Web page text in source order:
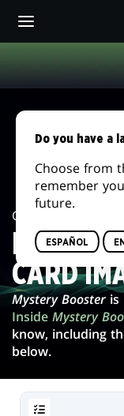
main
BOOSTER
CARD
IMAGE
GALLERY
Card Image
CARD
Mystery Booster is
Inside Mystery
know, including
below.
Do you have a
Choose from
remember
future.
ESPAÑOL